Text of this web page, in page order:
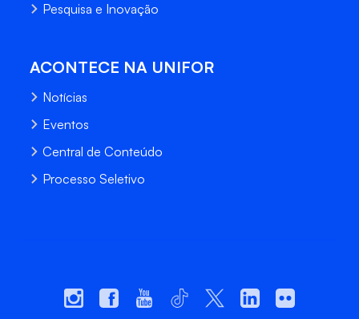
Pesquisa e Inovação
ACONTECE NA UNIFOR
Notícias
Eventos
Central de Conteúdo
Processo Seletivo